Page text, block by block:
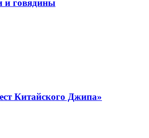
и говядины
Китайского Джипа»